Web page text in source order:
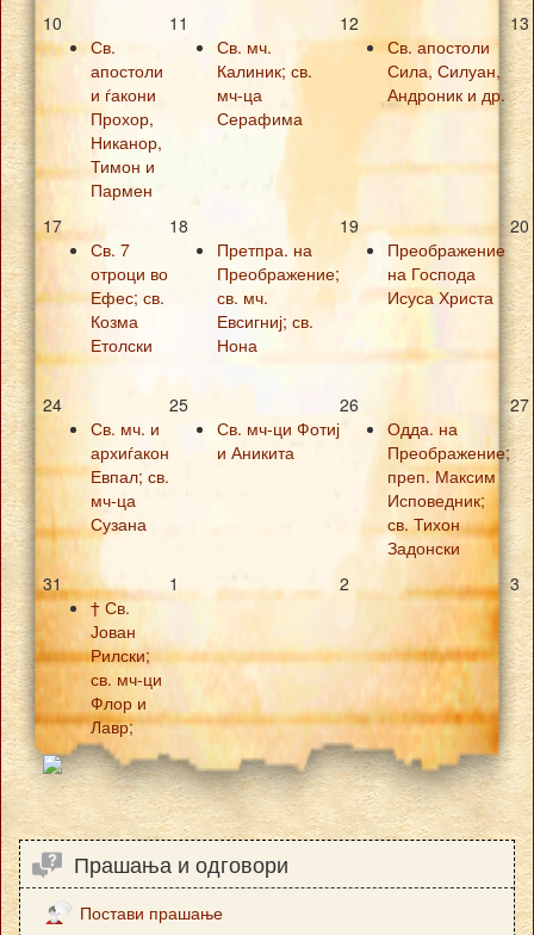
10
Св.
апостоли
и ѓакони
Прохор,
Никанор,
Тимон и
Пармен
11
Св. мч.
Калиник; св.
мч-ца
Серафима
12
Св. апостоли
Сила, Силуан,
Андроник и др.
13
17
Св. 7
отроци во
Ефес; св.
Козма
Етолски
18
Претпра. на
Преображение;
св. мч.
Евсигниј; св.
Нона
19
Преображение
на Господа
Исуса Христа
20
24
Св. мч. и
архиѓакон
Евпал; св.
мч-ца
Сузана
25
Св. мч-ци Фотиј
и Аникита
26
Одда. на
Преображение;
преп. Максим
Исповедник;
св. Тихон
Задонски
27
31
† Св.
Јован
Рилски;
св. мч-ци
Флор и
Лавр;
1 2 3
Прашања и одговори
Постави прашање